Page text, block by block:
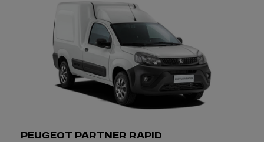
PEUGEOT PARTNER RAPID